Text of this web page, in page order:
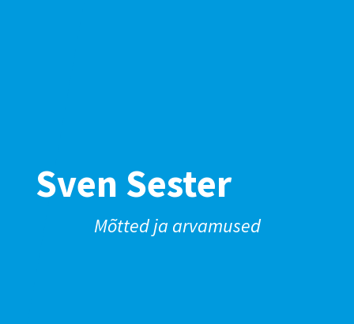
Sven Sester
Mõtted ja arvamused